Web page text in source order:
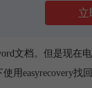
立
文档。但是现在
用 easyrecovery找